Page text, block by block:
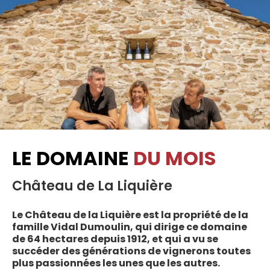
LE DOMAINE DU MOIS
Château de La Liquière
Le Château de la Liquière est la propriété de la
famille Vidal Dumoulin, qui dirige ce domaine
de 64 hectares depuis 1912, et qui a vu se
succéder des générations de vignerons toutes
plus passionnées les unes que les autres.